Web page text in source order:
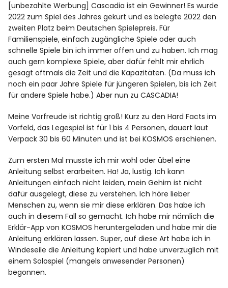
[unbezahlte Werbung] Cascadia ist ein Gewinner! Es wurde
2022 zum Spiel des Jahres gekürt und es belegte 2022 den
zweiten Platz beim Deutschen Spielepreis. Für
Familienspiele, einfach zugängliche Spiele oder auch
schnelle Spiele bin ich immer offen und zu haben. Ich mag
auch gern komplexe Spiele, aber dafür fehlt mir ehrlich
gesagt oftmals die Zeit und die Kapazitäten. (Da muss ich
noch ein paar Jahre Spiele für jüngeren Spielen, bis ich Zeit
für andere Spiele habe.) Aber nun zu CASCADIA!
Meine Vorfreude ist richtig groß! Kurz zu den Hard Facts im
Vorfeld, das Legespiel ist für 1 bis 4 Personen, dauert laut
Verpack 30 bis 60 Minuten und ist bei KOSMOS erschienen.
Zum ersten Mal musste ich mir wohl oder übel eine
Anleitung selbst erarbeiten. Ha! Ja, lustig. Ich kann
Anleitungen einfach nicht leiden, mein Gehirn ist nicht
dafür ausgelegt, diese zu verstehen. Ich höre lieber
Menschen zu, wenn sie mir diese erklären. Das habe ich
auch in diesem Fall so gemacht. Ich habe mir nämlich die
Erklär-App von KOSMOS heruntergeladen und habe mir die
Anleitung erklären lassen. Super, auf diese Art habe ich in
Windeseile die Anleitung kapiert und habe unverzüglich mit
einem Solospiel (mangels anwesender Personen)
begonnen.